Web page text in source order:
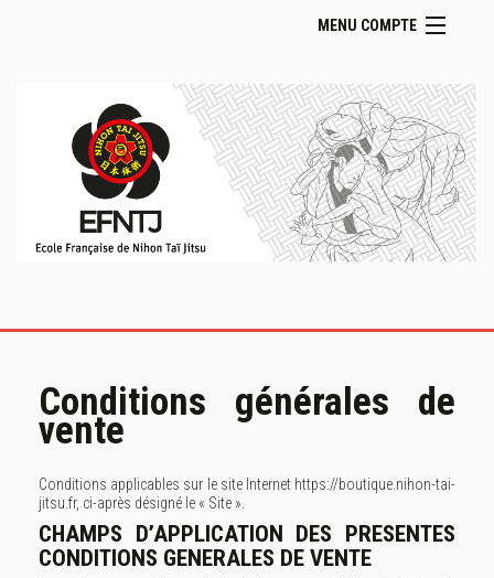
MENU COMPTE
Retour Site EFNTJ
Se connecter
Panier (vide)
Conditions générales de
vente
Conditions applicables sur le site Internet https://boutique.nihon-tai-
jitsu.fr, ci-après désigné le « Site ».
CHAMPS D’APPLICATION DES PRESENTES
CONDITIONS GENERALES DE VENTE